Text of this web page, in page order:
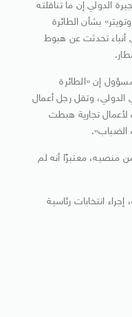
الدولي إن ما تناقلته
بشأن الطائرة
أنباء تحدثت عن هبوط
مسؤول إن «الطائرة
الدولي، وتقل رجل أعمال
لأعمال تجارية هبطت
الضباب».
منصبه، معتبرًا أنه لم
انتخابات رئاسية